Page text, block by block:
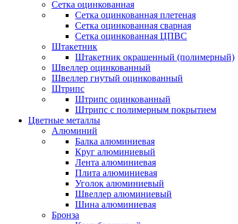
Сетка оцинкованная
Сетка оцинкованная плетеная
Сетка оцинкованная сварная
Сетка оцинкованная ЦПВС
Штакетник
Штакетник окрашенный (полимерный)
Швеллер оцинкованный
Швеллер гнутый оцинкованный
Штрипс
Штрипс оцинкованный
Штрипс с полимерным покрытием
Цветные металлы
Алюминий
Балка алюминиевая
Круг алюминиевый
Лента алюминиевая
Плита алюминиевая
Уголок алюминиевый
Швеллер алюминиевый
Шина алюминиевая
Бронза